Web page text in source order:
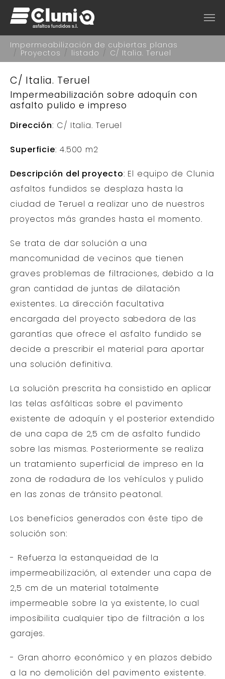
Estás aquí:
Impermeabilización de cubiertas planas
Proyectos
listado C/ Italia. Teruel
C/ Italia. Teruel
Impermeabilización sobre adoquín con
asfalto pulido e impreso
Dirección: C/ Italia. Teruel
Superficie: 4.500 m2
Descripción del proyecto: El equipo de Clunia
asfaltos fundidos se desplaza hasta la
ciudad de Teruel a realizar uno de nuestros
proyectos más grandes hasta el momento.
Se trata de dar solución a una
mancomunidad de vecinos que tienen
graves problemas de filtraciones, debido a la
gran cantidad de juntas de dilatación
existentes. La dirección facultativa
encargada del proyecto sabedora de las
garantías que ofrece el asfalto fundido se
decide a prescribir el material para aportar
una solución definitiva.
La solución prescrita ha consistido en aplicar
las telas asfálticas sobre el pavimento
existente de adoquín y el posterior extendido
de una capa de 2,5 cm de asfalto fundido
sobre las mismas. Posteriormente se realiza
un tratamiento superficial de impreso en la
zona de rodadura de los vehículos y pulido
en las zonas de tránsito peatonal.
Los beneficios generados con éste tipo de
solución son:
- Refuerza la estanqueidad de la
impermeabilización, al extender una capa de
2,5 cm de un material totalmente
impermeable sobre la ya existente, lo cual
imposibilita cualquier tipo de filtración a los
garajes.
- Gran ahorro económico y en plazos debido
a la no demolición del pavimento existente.